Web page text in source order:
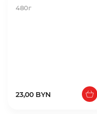
480г
23,00 BYN